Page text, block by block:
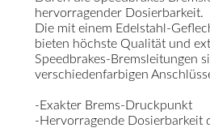
hervorragender Dosierbarkeit.
Die mit einem Edelstahl-
bieten höchste Qualität und
Speedbrakes-Bremsleitungen
verschiedenfarbigen
-Exakter Brems-Druckpunkt
-Hervorragende Dosierbarkeit